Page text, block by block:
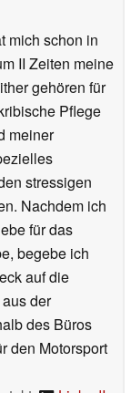
mich schon in
II Zeiten meine
gehören für
Pflege
meiner
stressigen
Nachdem ich
für das
begebe ich
auf die
der
des Büros
den Motorsport